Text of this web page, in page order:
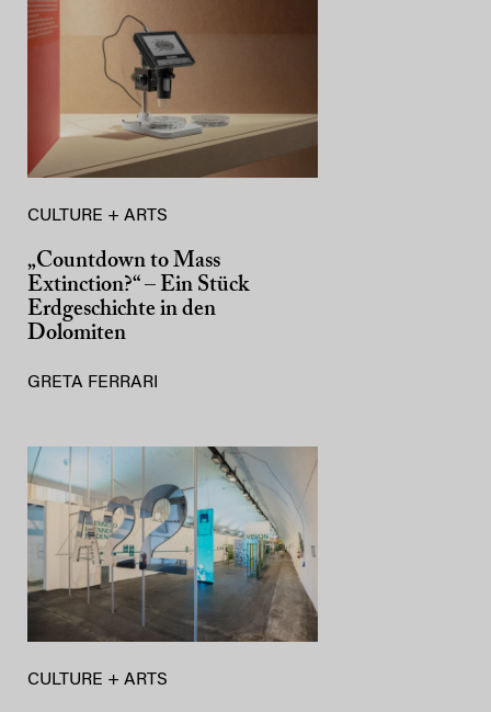
CULTURE + ARTS
„Countdown to Mass
Extinction?“ – Ein Stück
Erdgeschichte in den
Dolomiten
GRETA FERRARI
CULTURE + ARTS